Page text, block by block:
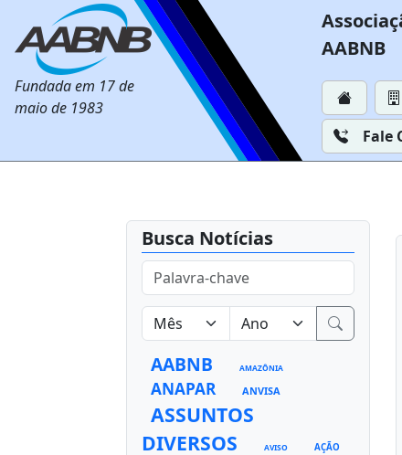
Fundada em 17 de
maio de 1983
AABNB
Fale
Busca Notícias
AABNB AMAZÔNIA
ANAPAR ANVISA
ASSUNTOS
DIVERSOS
AVISO
AÇÃO